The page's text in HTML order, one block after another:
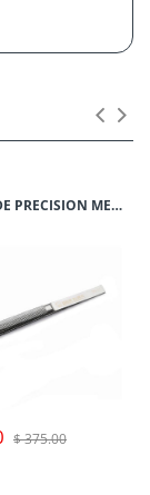
TWEEZER DE PRECISION MECHANIC SERIES TK
$ 375.00